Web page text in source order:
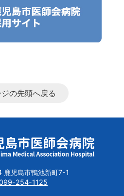
の先頭へ戻る
児島市鴨池新町7-1
254-1125